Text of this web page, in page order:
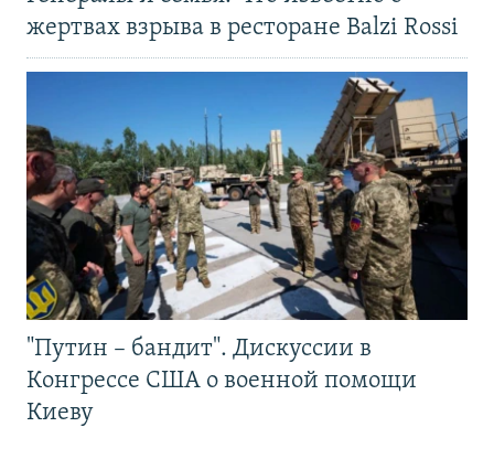
жертвах взрыва в ресторане Balzi Rossi
"Путин – бандит". Дискуссии в
Конгрессе США о военной помощи
Киеву